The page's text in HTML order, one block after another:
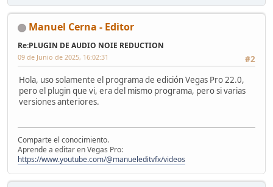
Manuel Cerna - Editor
Re:PLUGIN DE AUDIO NOIE REDUCTION
#2
09 de Junio de 2025, 16:02:31
Hola, uso solamente el programa de edición Vegas Pro 22.0,
pero el plugin que vi, era del mismo programa, pero si varias
versiones anteriores.
Comparte el conocimiento.
Aprende a editar en Vegas Pro:
https://www.youtube.com/@manueleditvfx/videos